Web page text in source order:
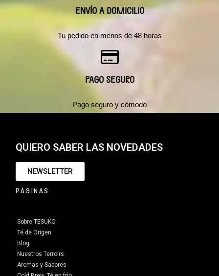
ENVÍO A DOMICILIO
Tu pedido en menos de 48 horas
PAGO SEGURO
Pago seguro y cómodo
QUIERO SABER LAS NOVEDADES
NEWSLETTER
PÁGINAS
Sobre TESUKO
Té de Origen
Blog
Nuestros Terroirs
Aromas y Sabores